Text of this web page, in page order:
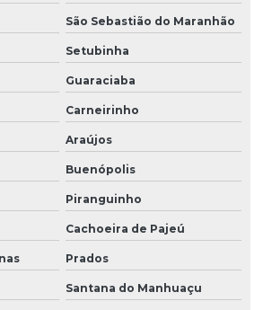
São Sebastião do Maranhão
Setubinha
Guaraciaba
Carneirinho
Araújos
Buenópolis
Piranguinho
Cachoeira de Pajeú
Prados
Santana do Manhuaçu